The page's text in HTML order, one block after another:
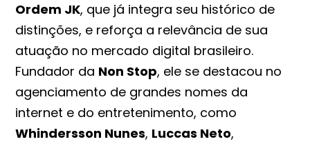
Ordem JK, que já integra seu histórico de
distinções, e reforça a relevância de sua
atuação no mercado digital brasileiro.
Fundador da Non Stop, ele se destacou no
agenciamento de grandes nomes da
internet e do entretenimento, como
Whindersson Nunes, Luccas Neto,